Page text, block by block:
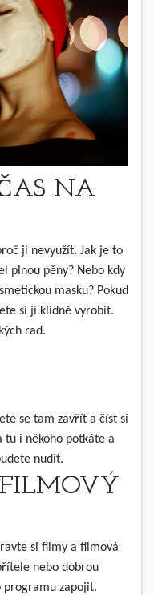
NA
ji nevyužít. Jak je to
plnou pěny? Nebo kdy
masku? Pokud
si jí klidně vyrobit.
rad.
se tam zavřít a číst si
tu i někoho potkáte a
nudit.
FILMOVÝ
si filmy a filmová
nebo dobrou
programu zapojit.